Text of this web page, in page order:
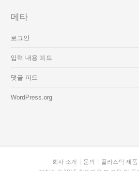
메타
로그인
입력 내용 피드
댓글 피드
WordPress.org
회사 소개 문의
플라스틱 제품